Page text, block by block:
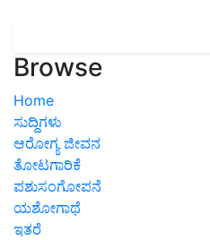
Browse
Home
ಸುದ್ದಿಗಳು
ಆರೋಗ್ಯ ಜೀವನ
ತೋಟಗಾರಿಕೆ
ಪಶುಸಂಗೋಪನೆ
ಯಶೋಗಾಥೆ
ಇತರೆ